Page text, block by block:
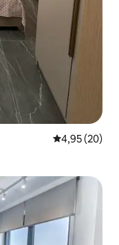
Évaluation
4,95 (20)